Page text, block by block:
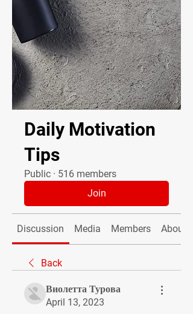
Daily Motivation
Tips
Public · 516 members
Join
Discussion Media Members About
Back
Виолетта Турова
April 13, 2023